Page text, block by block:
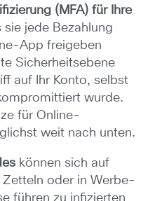
(MFA) für Ihre
sie jede Bezahlung
App freigeben
Sicherheitsebene
auf Ihr Konto, selbst
wurde.
für Online-
weit nach unten.
können sich auf
Zetteln oder in Werbe-
führen zu infizierten